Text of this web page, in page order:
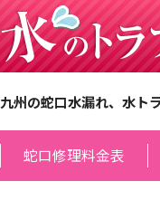
九州の蛇口水漏れ、水ト
蛇口修理料金表